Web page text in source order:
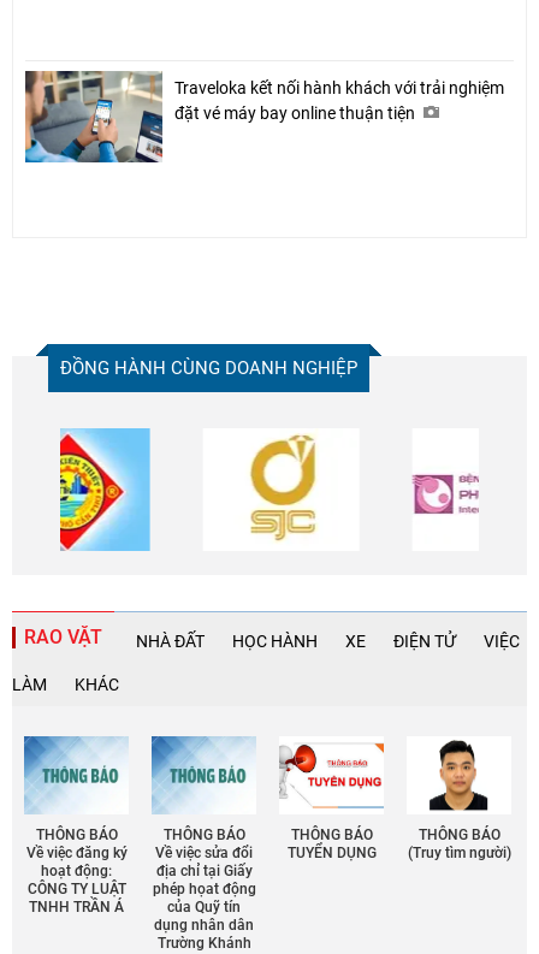
Traveloka kết nối hành khách với trải nghiệm
đặt vé máy bay online thuận tiện
ĐỒNG HÀNH CÙNG DOANH NGHIỆP
RAO VẶT NHÀ ĐẤT HỌC HÀNH XE ĐIỆN TỬ VIỆC
LÀM KHÁC
THÔNG BÁO
Về việc đăng ký
hoạt động:
CÔNG TY LUẬT
TNHH TRẦN Á
THÔNG BÁO
Về việc sửa đổi
địa chỉ tại Giấy
phép họat động
của Quỹ tín
dụng nhân dân
Trường Khánh
THÔNG BÁO
TUYỂN DỤNG
THÔNG BÁO
(Truy tìm người)